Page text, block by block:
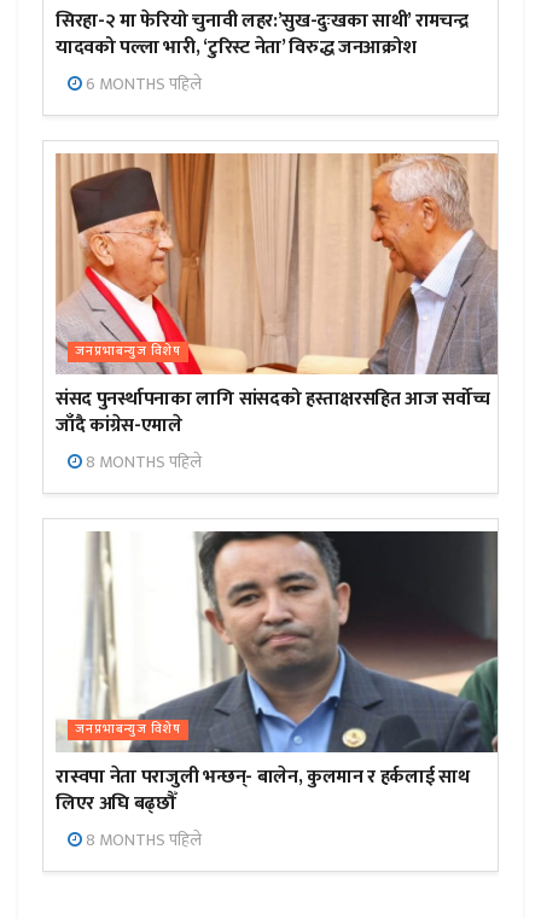
सिरहा-२ मा फेरियो चुनावी लहर:’सुख-दुःखका साथी’ रामचन्द्र
यादवको पल्ला भारी, ‘टुरिस्ट नेता’ विरुद्ध जनआक्रोश
6 MONTHS पहिले
जनप्रभाबन्युज विशेष
संसद पुनर्स्थापनाका लागि सांसदको हस्ताक्षरसहित आज सर्वोच्च
जाँदै कांग्रेस-एमाले
8 MONTHS पहिले
जनप्रभाबन्युज विशेष
रास्वपा नेता पराजुली भन्छन्- बालेन, कुलमान र हर्कलाई साथ
लिएर अघि बढ्छौँ
8 MONTHS पहिले